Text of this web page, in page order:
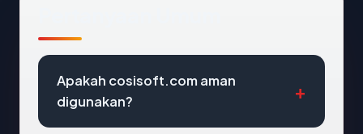
Apakah cosisoft.com aman
digunakan?